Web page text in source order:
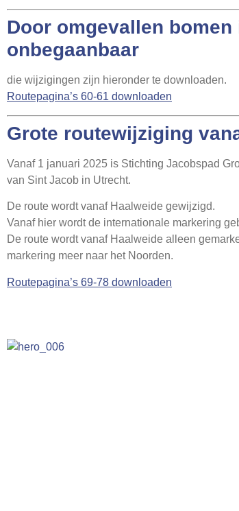
Door omgevallen
onbegaanbaar
die wijzigingen zijn hieronder te downloaden.
Routepagina’s 60-61 downloaden
Grote routewijziging
Vanaf 1 januari 2025 is Stichting Jacobspad
van Sint Jacob in Utrecht.
De route wordt vanaf Haalweide gewijzigd.
Vanaf hier wordt de internationale markering
De route wordt vanaf Haalweide alleen
markering meer naar het Noorden.
Routepagina’s 69-78 downloaden